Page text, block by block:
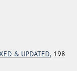
& UPDATED, 1987